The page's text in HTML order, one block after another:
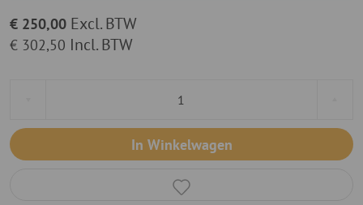
€ 302,50 Incl. BTW
€ 250,00 Excl. BTW
In Winkelwagen